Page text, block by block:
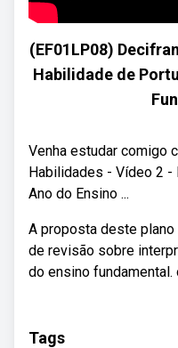
(EF01LP08)
Habilidade de
Venha estudar comigo
Habilidades - Vídeo 2 -
Ano do Ensino ...
A proposta deste plano
de revisão sobre
do ensino fundamental.
Tags